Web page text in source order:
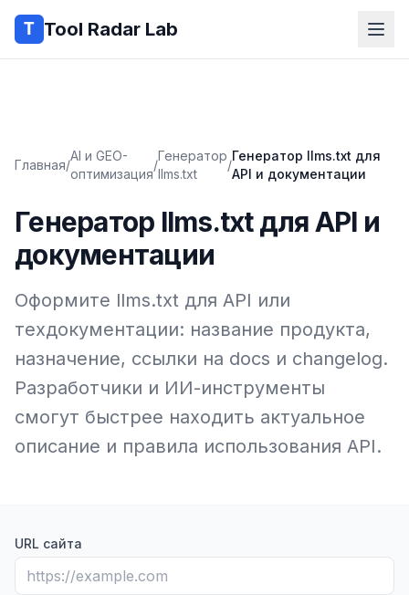
Tool Radar Lab
Главная/
AI и GEO-
оптимизация
/
Генератор
llms.txt
/
Генератор llms.txt для
API и документации
Генератор llms.txt для API и
документации
Оформите llms.txt для API или
техдокументации: название продукта,
назначение, ссылки на docs и changelog.
Разработчики и ИИ-инструменты
смогут быстрее находить актуальное
описание и правила использования API.
URL сайта